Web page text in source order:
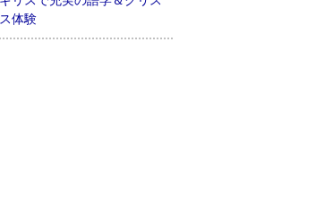
体験